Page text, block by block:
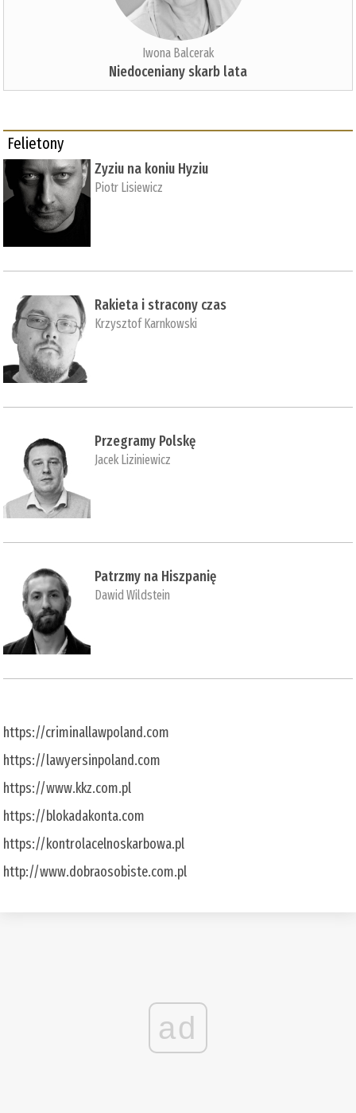
Iwona Balcerak
Niedoceniany skarb lata
Felietony
Zyziu na koniu Hyziu
Piotr Lisiewicz
Rakieta i stracony czas
Krzysztof Karnkowski
Przegramy Polskę
Jacek Liziniewicz
Patrzmy na Hiszpanię
Dawid Wildstein
https://criminallawpoland.com
https://lawyersinpoland.com
https://www.kkz.com.pl
https://blokadakonta.com
https://kontrolacelnoskarbowa.pl
http://www.dobraosobiste.com.pl
ad